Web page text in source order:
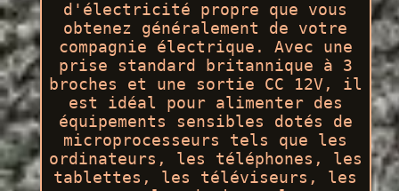
d'électricité propre que vous
obtenez généralement de votre
compagnie électrique. Avec une
prise standard britannique à 3
broches et une sortie CC 12V, il
est idéal pour alimenter des
équipements sensibles dotés de
microprocesseurs tels que les
ordinateurs, les téléphones, les
tablettes, les téléviseurs, les